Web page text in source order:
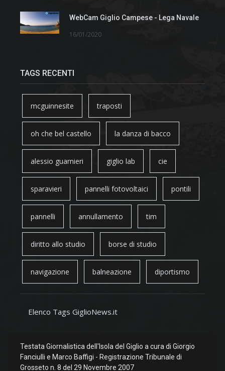
WebCam Giglio Campese - Lega Navale
16/01/2020
TAGS RECENTI
mcguinnesite traposti
oh che bel castello la danza di bacco
alessio guarnieri giglio lab cie
sparavieri pannelli fotovoltaici pontili
pannelli annullamento tim
diritto allo studio borse di studio
navigazione balneazione diportismo
Elenco Tags GiglioNews.it
Testata Giornalistica dell'Isola del Giglio a cura di Giorgio
Fanciulli e Marco Baffigi - Registrazione Tribunale di
Grosseto n. 8 del 29 Novembre 2007